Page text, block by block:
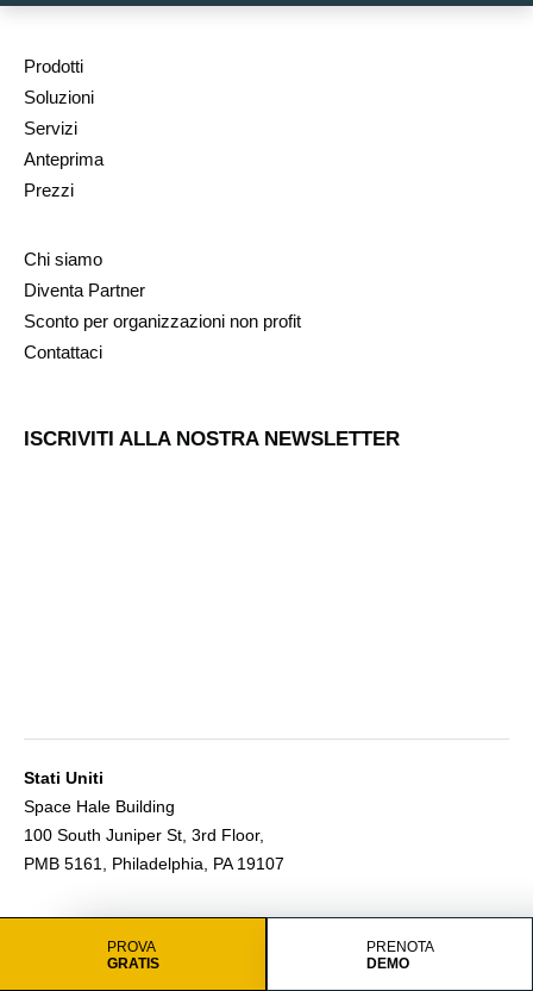
PROVA
GRATIS
PRENOTA
DEMO
Prodotti
Soluzioni
Servizi
Anteprima
Prezzi
Chi siamo
Diventa Partner
Sconto per organizzazioni non profit
Contattaci
ISCRIVITI ALLA NOSTRA NEWSLETTER
Stati Uniti
Space Hale Building
100 South Juniper St, 3rd Floor,
PMB 5161, Philadelphia, PA 19107